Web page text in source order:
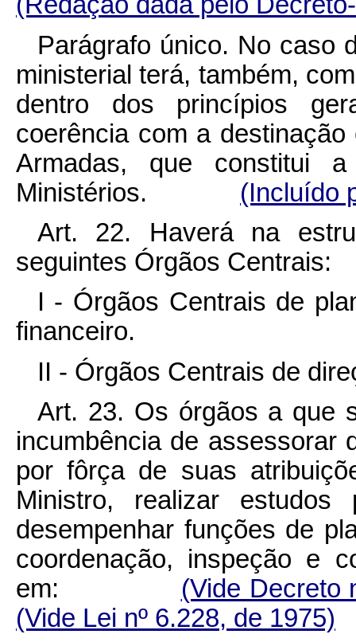
Parágrafo único. No caso
ministerial terá, também,
dentro dos princípios
coerência com a
Armadas, que constitui
Ministérios. (Incluído
Art. 22. Haverá na
seguintes Órgãos
I - Órgãos Centrais de
financeiro.
II - Órgãos Centrais de
Art. 23. Os órgãos a que
incumbência de assessorar
por fôrça de suas
Ministro, realizar
desempenhar funções de
coordenação, inspeção e
em: (Vide Decreto
(Vide Lei nº 6.228, de 1975)